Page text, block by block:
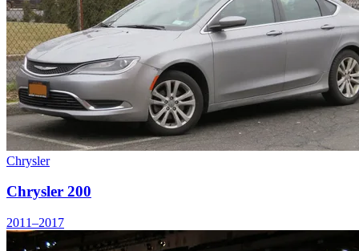
Chrysler
Chrysler 200
2011–2017